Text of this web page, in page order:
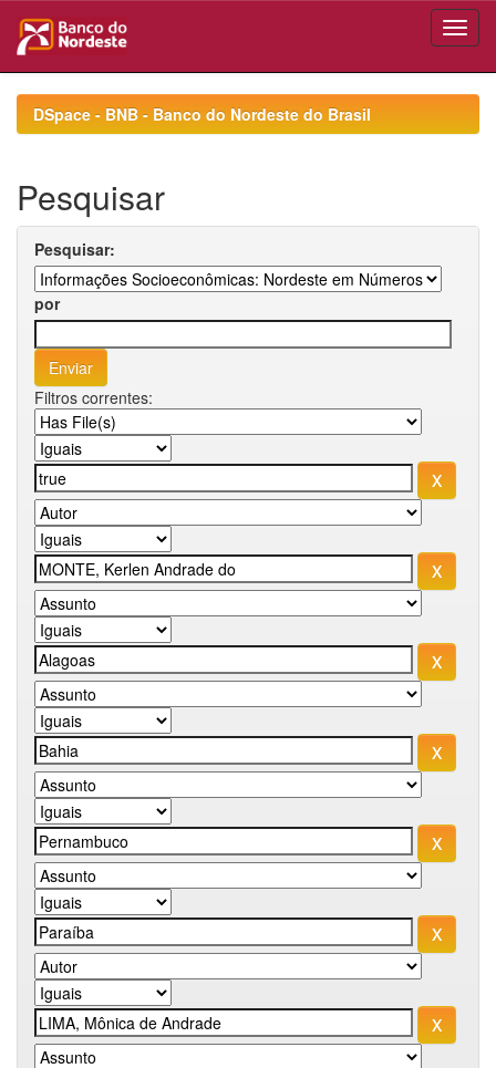
navigationDSpace - BNB - Banco do Nordeste do Brasil
Pesquisar
Pesquisar:
por
Filtros correntes: